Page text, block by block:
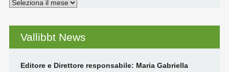
Vallibbt News
Editore e Direttore responsabile: Maria Gabriella